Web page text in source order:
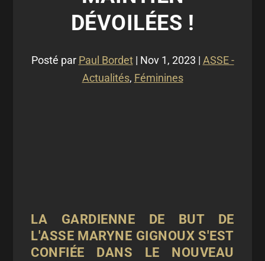
DÉVOILÉES !
Posté par Paul Bordet| Nov 1, 2023 | ASSE -
Actualités, Féminines
LA GARDIENNE DE BUT DE
L'ASSE MARYNE GIGNOUX S'EST
CONFIÉE DANS LE NOUVEAU